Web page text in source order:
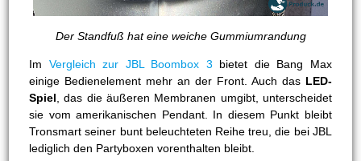
Der Standfuß hat eine weiche Gummiumrandung
Im Vergleich zur JBL Boombox 3 bietet die Bang Max
einige Bedienelement mehr an der Front. Auch das LED-
Spiel , das die äußeren Membranen umgibt, unterscheidet
sie vom amerikanischen Pendant. In diesem Punkt bleibt
Tronsmart seiner bunt beleuchteten Reihe treu, die bei JBL
lediglich den Partyboxen vorenthalten bleibt.